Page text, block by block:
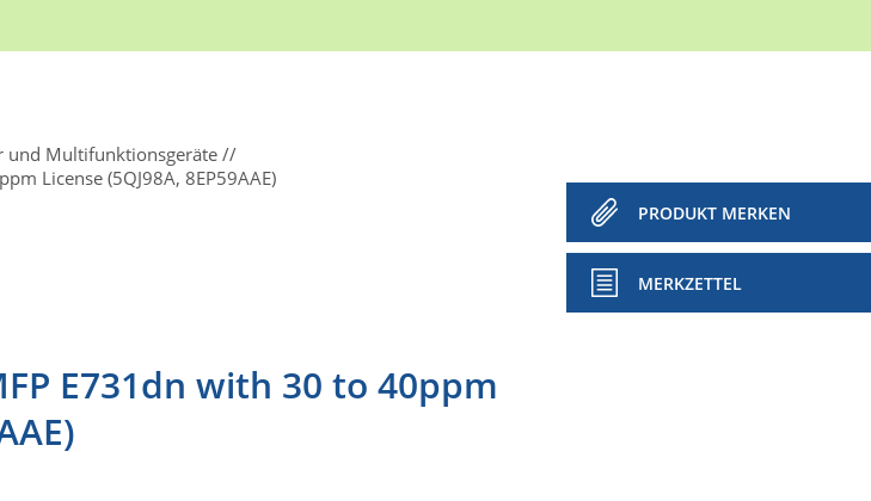
und Multifunktionsgeräte
License (5QJ98A, 8EP59AAE)
PRODUKT MERKEN
MERKZETTEL
E731dn with 30 to 40ppm